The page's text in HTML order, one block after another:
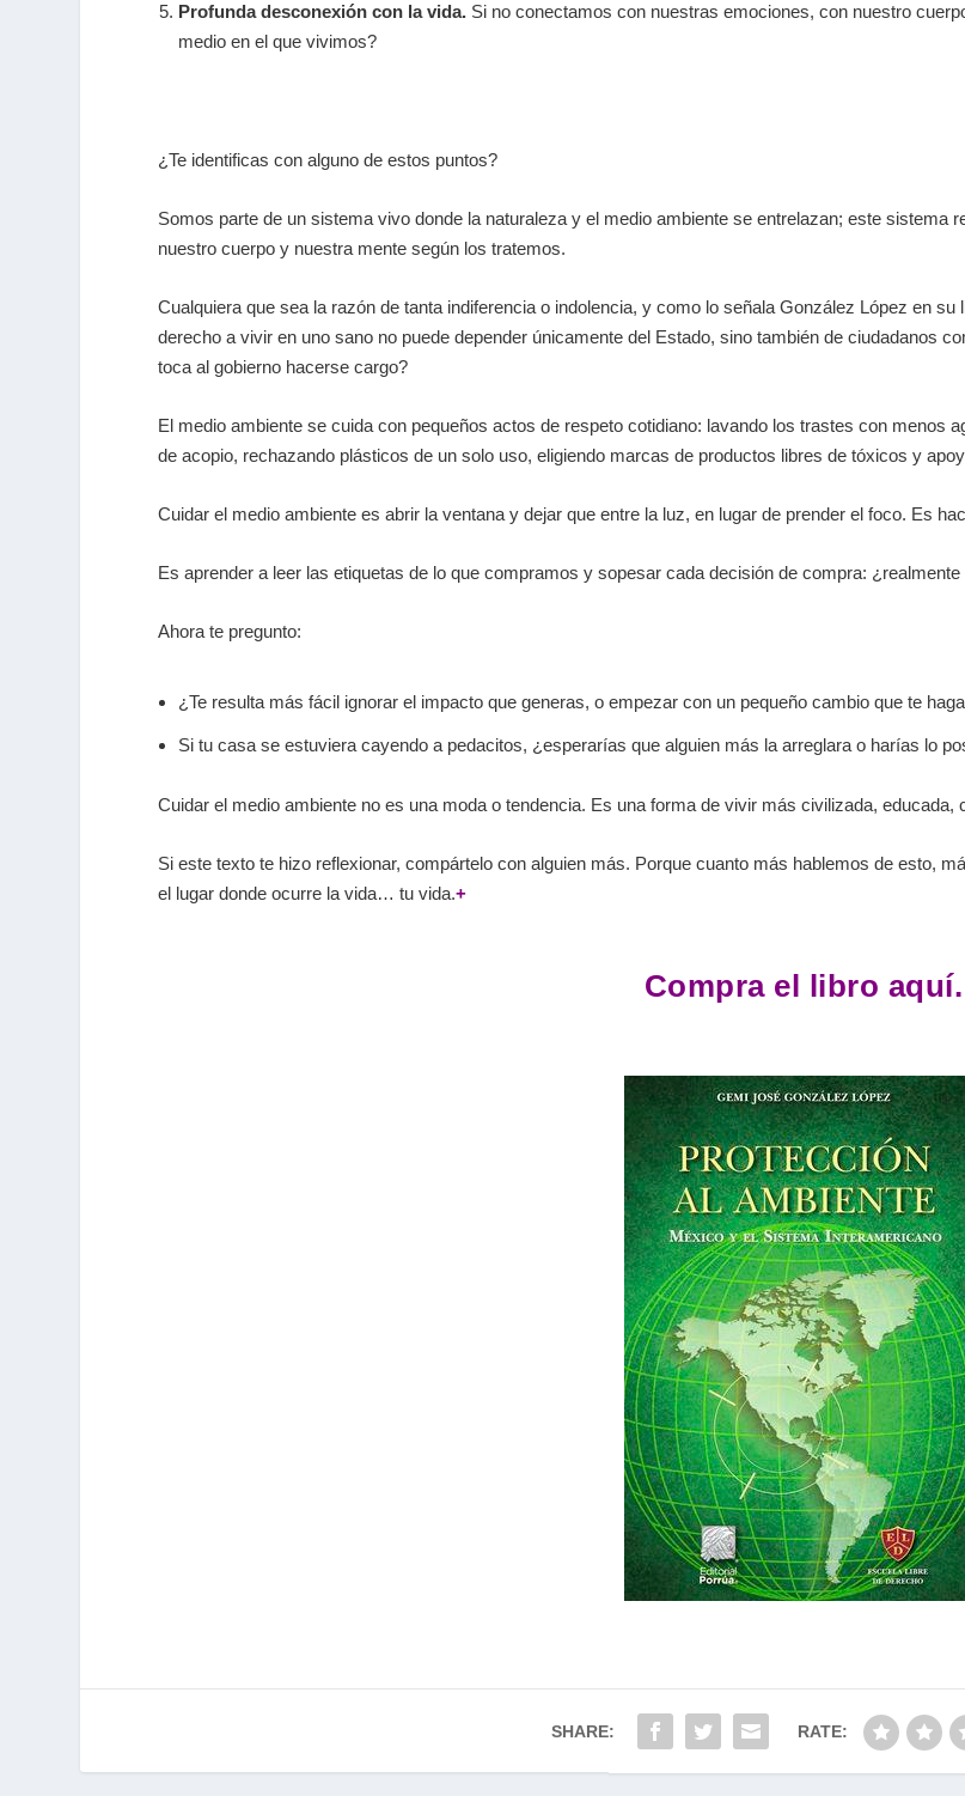
Profunda desconexión con la vida. Si no conectamos con nuestras emociones, con nuestro
medio en el que vivimos?
¿Te identificas con alguno de estos puntos?
Somos parte de un sistema vivo donde la naturaleza y el medio ambiente se entrelazan; este sistema
nuestro cuerpo y nuestra mente según los tratemos.
Cualquiera que sea la razón de tanta indiferencia o indolencia, y como lo señala González López en su
derecho a vivir en uno sano no puede depender únicamente del Estado, sino también de ciudadanos
toca al gobierno hacerse cargo?
El medio ambiente se cuida con pequeños actos de respeto cotidiano: lavando los trastes con menos
de acopio, rechazando plásticos de un solo uso, eligiendo marcas de productos libres de tóxicos y
Cuidar el medio ambiente es abrir la ventana y dejar que entre la luz, en lugar de prender el foco. Es
Es aprender a leer las etiquetas de lo que compramos y sopesar cada decisión de compra: ¿realmente
Ahora te pregunto:
¿Te resulta más fácil ignorar el impacto que generas, o empezar con un pequeño cambio que te
Si tu casa se estuviera cayendo a pedacitos, ¿esperarías que alguien más la arreglara o harías lo
Cuidar el medio ambiente no es una moda o tendencia. Es una forma de vivir más civilizada, educada,
Si este texto te hizo reflexionar, compártelo con alguien más. Porque cuanto más hablemos de esto,
el lugar donde ocurre la vida… tu vida.+
Compra el libro aquí.
SHARE: RATE: